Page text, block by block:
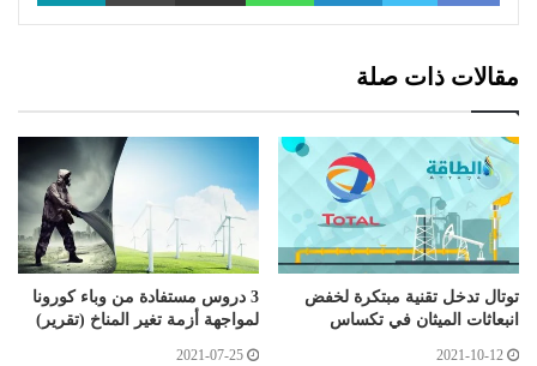
مقالات ذات صلة
توتال تدخل تقنية مبتكرة لخفض
انبعاثات الميثان في تكساس
2021-10-12
3 دروس مستفادة من وباء كورونا
لمواجهة أزمة تغير المناخ (تقرير)
2021-07-25